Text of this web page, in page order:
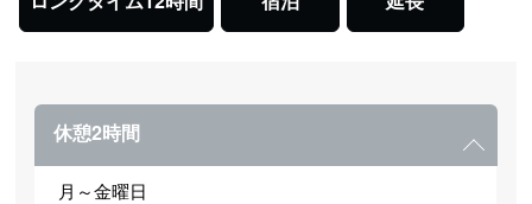
休憩2時間
月～金曜日